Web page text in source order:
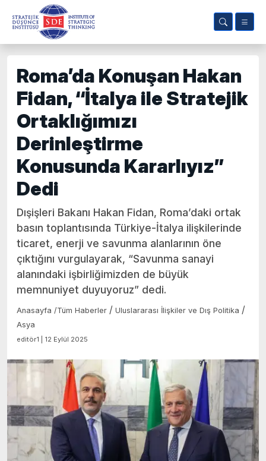
Roma’da Konuşan Hakan
Fidan, “İtalya ile Stratejik
Ortaklığımızı
Derinleştirme
Konusunda Kararlıyız”
Dedi
Dışişleri Bakanı Hakan Fidan, Roma’daki ortak
basın toplantısında Türkiye-İtalya ilişkilerinde
ticaret, enerji ve savunma alanlarının öne
çıktığını vurgulayarak, “Savunma sanayi
alanındaki işbirliğimizden de büyük
memnuniyet duyuyoruz” dedi.
Anasayfa /Tüm Haberler / Uluslararası İlişkiler ve Dış Politika /
Asya
editör1 | 12 Eylül 2025